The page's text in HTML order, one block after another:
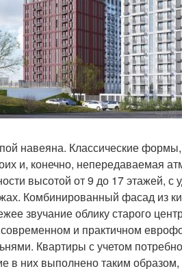
навеяна. Классические
и, конечно, непередаваемая
высотой от 9 до 17 этажей,
Комбинированный фасад из
звучание облику старого
и практичном
Квартиры с учетом
в них выполнено таким